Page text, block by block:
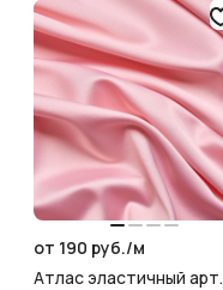
от 190 руб./м
Атлас эластичный арт.